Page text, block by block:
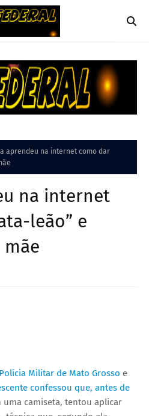
aprendeu na internet como dar
na internet
leão” e
Polícia Militar de Mato Grosso e
confessou que, antes de
uma camiseta, tentou aplicar